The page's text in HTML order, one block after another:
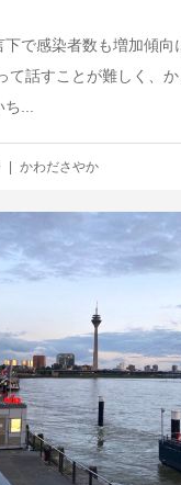
下で感染者数も増加傾向
て話すことが難しく、
...
かわださやか